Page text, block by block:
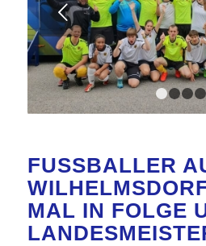
Weiter
FUSSBALLER
ILHELMSDORF
AL IN FOLGE
ANDESMEISTER